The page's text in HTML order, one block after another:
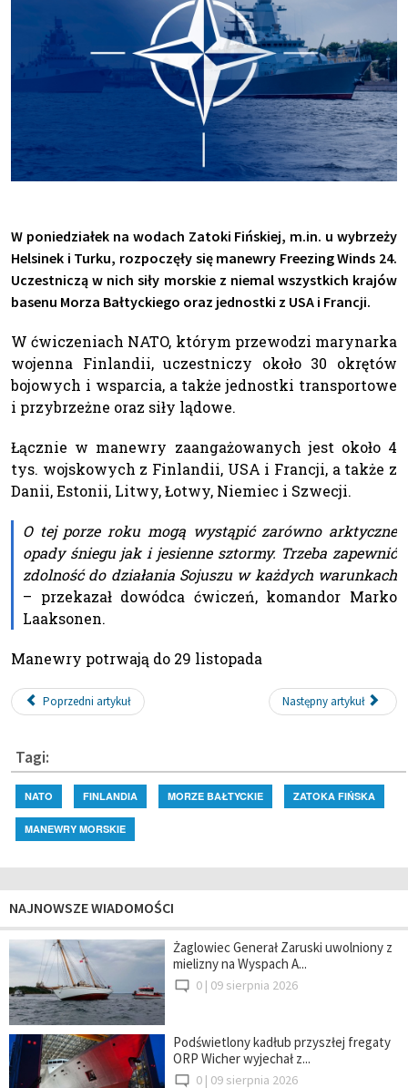
W poniedziałek na wodach Zatoki Fińskiej, m.in. u wybrzeży
Helsinek i Turku, rozpoczęły się manewry Freezing Winds 24.
Uczestniczą w nich siły morskie z niemal wszystkich krajów
basenu Morza Bałtyckiego oraz jednostki z USA i Francji.
W ćwiczeniach NATO, którym przewodzi marynarka
wojenna Finlandii, uczestniczy około 30 okrętów
bojowych i wsparcia, a także jednostki transportowe
i przybrzeżne oraz siły lądowe.
Łącznie w manewry zaangażowanych jest około 4
tys. wojskowych z Finlandii, USA i Francji, a także z
Danii, Estonii, Litwy, Łotwy, Niemiec i Szwecji.
O tej porze roku mogą wystąpić zarówno arktyczne
opady śniegu jak i jesienne sztormy. Trzeba zapewnić
zdolność do działania Sojuszu w każdych warunkach
– przekazał dowódca ćwiczeń, komandor Marko
Laaksonen.
Manewry potrwają do 29 listopada
Poprzedni artykuł Następny artykuł
Tagi:
NATO FINLANDIA MORZE BAŁTYCKIE ZATOKA FIŃSKA
MANEWRY MORSKIE
NAJNOWSZE WIADOMOŚCI
Żaglowiec Generał Zaruski uwolniony z
mielizny na Wyspach A...
0 | 09 sierpnia 2026
Podświetlony kadłub przyszłej fregaty
ORP Wicher wyjechał z...
0 | 09 sierpnia 2026